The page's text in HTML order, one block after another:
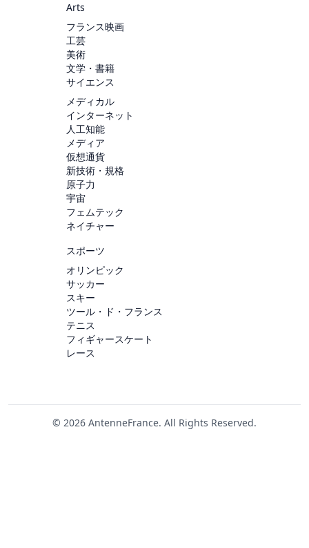
Arts
フランス映画
工芸
美術
文学・書籍
サイエンス
メディカル
インターネット
人工知能
メディア
仮想通貨
新技術・規格
原子力
宇宙
フェムテック
ネイチャー
スポーツ
オリンピック
サッカー
スキー
ツール・ド・フランス
テニス
フィギャースケート
レース
© 2026 AntenneFrance. All Rights Reserved.